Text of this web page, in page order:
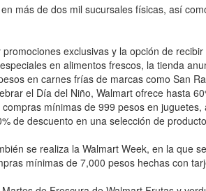
más de dos mil sucursales físicas, así
exclusivas y la opción de
en alimentos frescos, la tienda
en carnes frías de marcas como San
el Día del Niño, Walmart ofrece hasta
mínimas de 999 pesos en juguetes,
de descuento en una selección de
se realiza la Walmart Week, en la que
mínimas de 7,000 pesos hechas con